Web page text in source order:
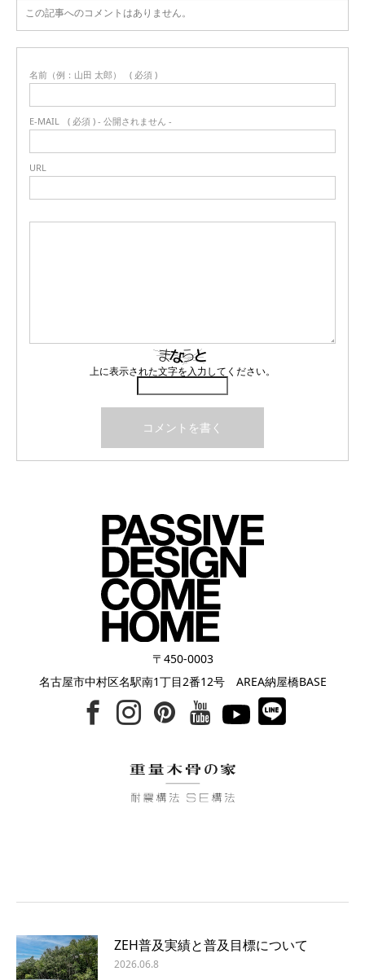
この記事へのコメントはありません。
名前（例：山田 太郎） ( 必須 )
E-MAIL ( 必須 ) - 公開されません -
URL
上に表示された文字を入力してください。
〒450-0003
名古屋市中村区名駅南1丁目2番12号 AREA納屋橋BASE
ZEH普及実績と普及目標について
2026.06.8